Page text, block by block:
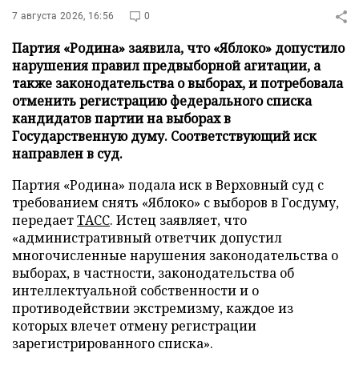
7 августа 2026, 16:56 0
Партия «Родина» заявила, что «Яблоко» допустило
нарушения правил предвыборной агитации, а
также законодательства о выборах, и потребовала
отменить регистрацию федерального списка
кандидатов партии на выборах в
Государственную думу. Соответствующий иск
направлен в суд.
Партия «Родина» подала иск в Верховный суд с
требованием снять «Яблоко» с выборов в Госдуму,
передаетТАСС. Истец заявляет, что
«административный ответчик допустил
многочисленные нарушения законодательства о
выборах, в частности, законодательства об
интеллектуальной собственности и о
противодействии экстремизму, каждое из
которых влечет отмену регистрации
зарегистрированного списка».